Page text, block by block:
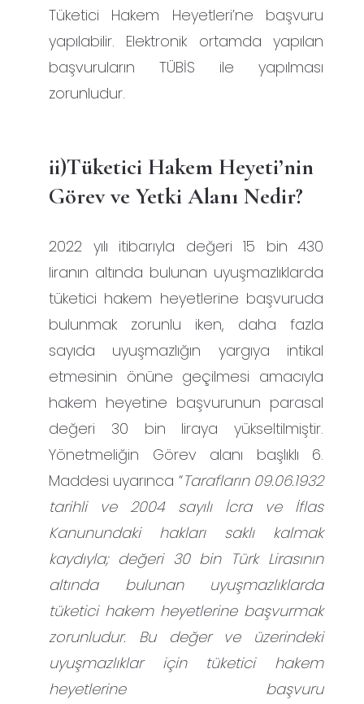
Tüketici Hakem Heyetleri’ne başvuru
yapılabilir. Elektronik ortamda yapılan
başvuruların TÜBİS ile yapılması
zorunludur.
ii)Tüketici Hakem Heyeti’nin
Görev ve Yetki Alanı Nedir?
2022 yılı itibarıyla değeri 15 bin 430
liranın altında bulunan uyuşmazlıklarda
tüketici hakem heyetlerine başvuruda
bulunmak zorunlu iken, daha fazla
sayıda uyuşmazlığın yargıya intikal
etmesinin önüne geçilmesi amacıyla
hakem heyetine başvurunun parasal
değeri 30 bin liraya yükseltilmiştir.
Yönetmeliğin Görev alanı başlıklı 6.
Maddesi uyarınca “Tarafların 09.06.1932
tarihli ve 2004 sayılı İcra ve İflas
Kanunundaki hakları saklı kalmak
kaydıyla; değeri 30 bin Türk Lirasının
altında bulunan uyuşmazlıklarda
tüketici hakem heyetlerine başvurmak
zorunludur. Bu değer ve üzerindeki
uyuşmazlıklar için tüketici hakem
heyetlerine başvuru